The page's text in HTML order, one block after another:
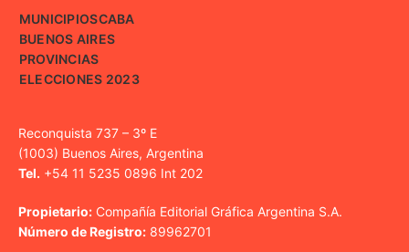
MUNICIPIOSCABA
BUENOS AIRES
PROVINCIAS
ELECCIONES 2023
Reconquista 737 – 3º E
(1003) Buenos Aires, Argentina
Tel. +54 11 5235 0896 Int 202
Propietario: Compañía Editorial Gráfica Argentina S.A.
Número de Registro: 89962701